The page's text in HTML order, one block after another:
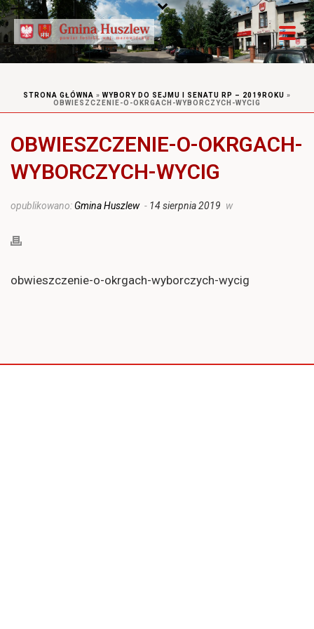
STRONA GŁÓWNA » WYBORY DO SEJMU I SENATU RP – 2019ROKU »
OBWIESZCZENIE-O-OKRGACH-WYBORCZYCH-WYCIG
OBWIESZCZENIE-O-OKRGACH-
WYBORCZYCH-WYCIG
opublikowano: Gmina Huszlew - 14 sierpnia 2019 w
obwieszczenie-o-okrgach-wyborczych-wycig